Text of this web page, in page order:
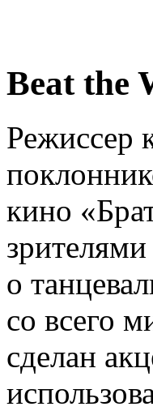
Beat the
Режиссер
кино
о
со всего
сделан